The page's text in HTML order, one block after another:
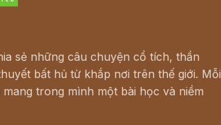
sẻ những câu chuyện cổ tích, thần
bất hủ từ khắp nơi trên thế giới. Mỗi
trong mình một bài học và niềm